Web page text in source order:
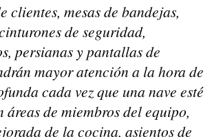
clientes, mesas de bandejas,
de seguridad,
persianas y pantallas de
mayor atención a la hora de
cada vez que una nave esté
áreas de miembros del equipo,
de la cocina, asientos de